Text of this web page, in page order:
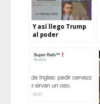
Y así llego Trump
al poder